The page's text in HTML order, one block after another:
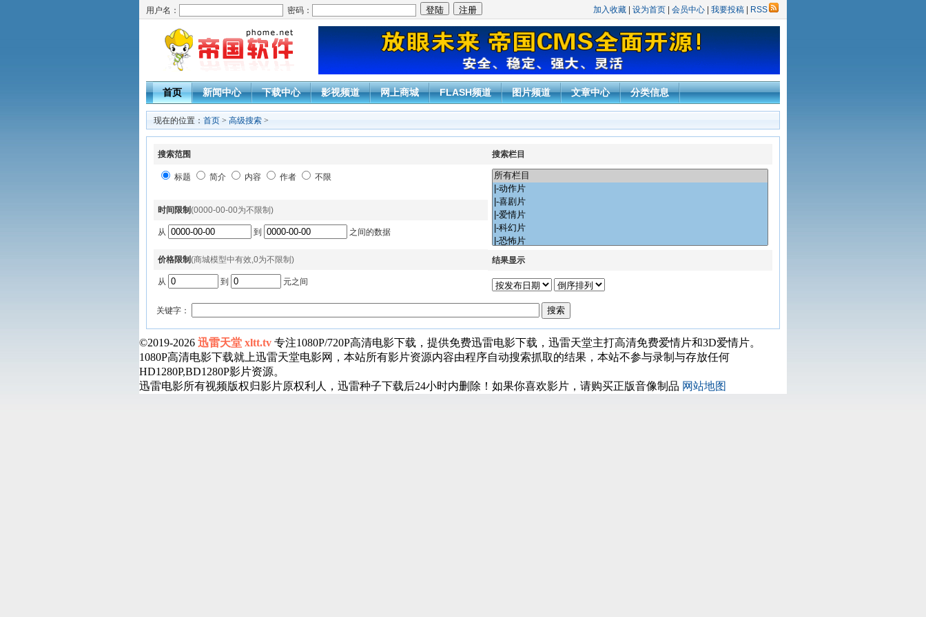
用户名： 密码： 加入收藏 设为首页 会员中心 我要投稿 RSS
首页 新闻中心 下载中心 影视频道 网上商城 FLASH频道 图片频道 文章中心 分类信息
现在的位置： 首页 > 高级搜索 >
搜索范围 搜索栏目
标题 简介 内容 作者 不限
时间限制(0000-00-00为不限制)
从 到 之间的数据
价格限制(商城模型中有效,0为不限制)
从 到 元之间
结果显示
关键字：
©2019-2026 迅雷天堂 xltt.tv 专注1080P/720P高清电影下载，提供免费迅雷电影下载，迅雷天堂主打高清免费爱情片和3D爱情片。
1080P高清电影下载就上迅雷天堂电影网，本站所有影片资源内容由程序自动搜索抓取的结果，本站不参与录制与存放任何
HD1280P,BD1280P影片资源。
迅雷电影所有视频版权归影片原权利人，迅雷种子下载后24小时内删除！如果你喜欢影片，请购买正版音像制品 网站地图